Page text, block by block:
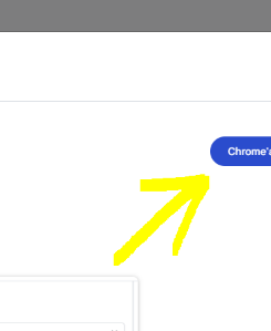
Güncel
Kur
Dolar